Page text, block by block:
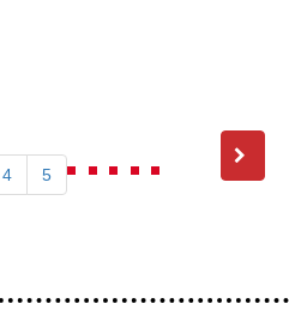
4 5